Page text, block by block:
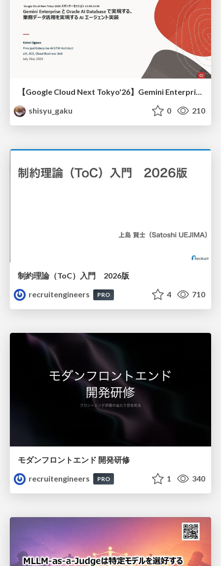
【Google Cloud Next Tokyo'26】Gemini Enterprise と Oracle AI Database で実現する、 業務データ活用を実現する AI エージェント実装
shisyu_gaku
0 210
制約理論（ToC）入門 2026版
recruitengineers
PRO 4 710
モダンフロントエンド 開発研修
recruitengineers
PRO 1 340